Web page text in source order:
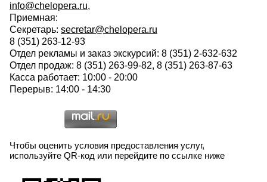
info@chelopera.ru,
Приемная:
Секретарь: secretar@chelopera.ru
8 (351) 263-12-93
Отдел рекламы и заказ экскурсий: 8 (351) 2-632-632
Отдел продаж: 8 (351) 263-99-82, 8 (351) 263-87-63
Касса работает: 10:00 - 20:00
Перерыв: 14:00 - 14:30
Чтобы оценить условия предоставления услуг,
используйте QR-код или перейдите по ссылке ниже